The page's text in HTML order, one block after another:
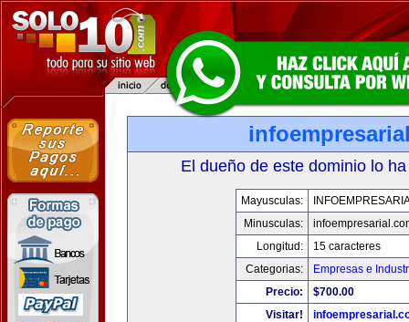
El dueño de este dominio lo
Mayusculas:
Minusculas:
Longitud:
15 caracteres
Categorias:
Empresas e
Precio:
$700.00
Visitar!